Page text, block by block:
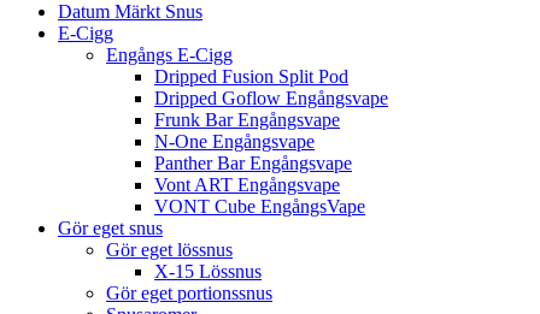
Datum Märkt Snus
E-Cigg
Engångs E-Cigg
Dripped Fusion Split Pod
Dripped Goflow Engångsvape
Frunk Bar Engångsvape
N-One Engångsvape
Panther Bar Engångsvape
Vont ART Engångsvape
VONT Cube EngångsVape
Gör eget snus
Gör eget lössnus
X-15 Lössnus
Gör eget portionssnus